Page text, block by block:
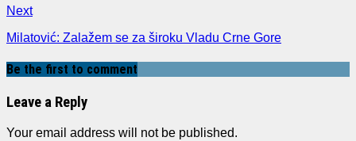
Next
Milatović: Zalažem se za široku Vladu Crne Gore
Be the first to comment
Leave a Reply
Your email address will not be published.